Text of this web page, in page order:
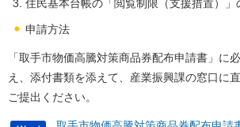
住民基本台帳の「閲覧制限（支援措置）」
申請方法
「取手市物価高騰対策商品券配布申請書」に
え、添付書類を添えて、産業振興課の窓口に
ご提出ください。